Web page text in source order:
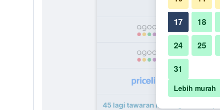
45 lagi tawaran Me Saigon
17 18
24 25
31
Lebih murah